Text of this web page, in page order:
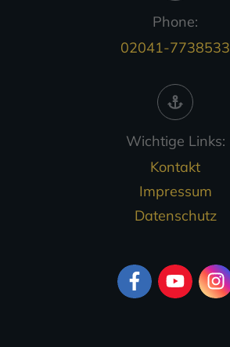
Phone:
02041-7738533
Wichtige Links:
Kontakt
Impressum
Datenschutz